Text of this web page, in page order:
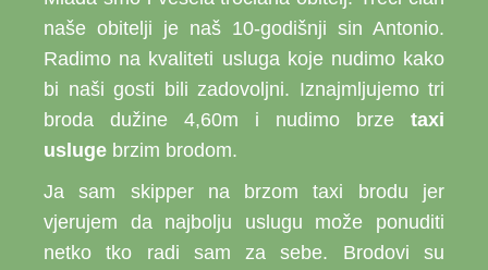
naše obitelji je naš 10-godišnji sin Antonio.
Radimo na kvaliteti usluga koje nudimo kako
bi naši gosti bili zadovoljni. Iznajmljujemo tri
broda dužine 4,60m i nudimo brze taxi
usluge brzim brodom.
Ja sam skipper na brzom taxi brodu jer
vjerujem da najbolju uslugu može ponuditi
netko tko radi sam za sebe. Brodovi su